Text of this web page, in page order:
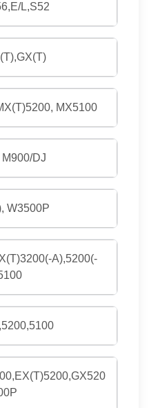
L,S52
MX5100
DJ
W3500P
A),5200(-